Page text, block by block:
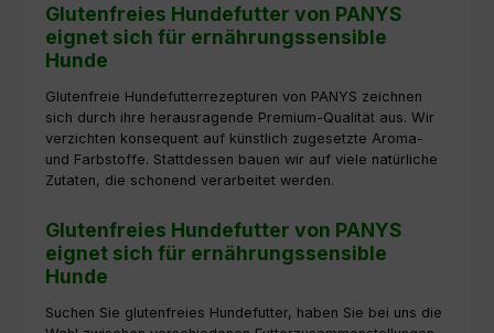
Glutenfreies Hundefutter von PANYS
eignet sich für ernährungssensible
Hunde
Glutenfreie Hundefutterrezepturen von PANYS zeichnen
sich durch ihre herausragende Premium-Qualität aus. Wir
verzichten konsequent auf künstlich zugesetzte Aroma-
und Farbstoffe. Stattdessen bauen wir auf viele natürliche
Zutaten, die schonend verarbeitet werden.
Glutenfreies Hundefutter von PANYS
eignet sich für ernährungssensible
Hunde
Suchen Sie glutenfreies Hundefutter, haben Sie bei uns die